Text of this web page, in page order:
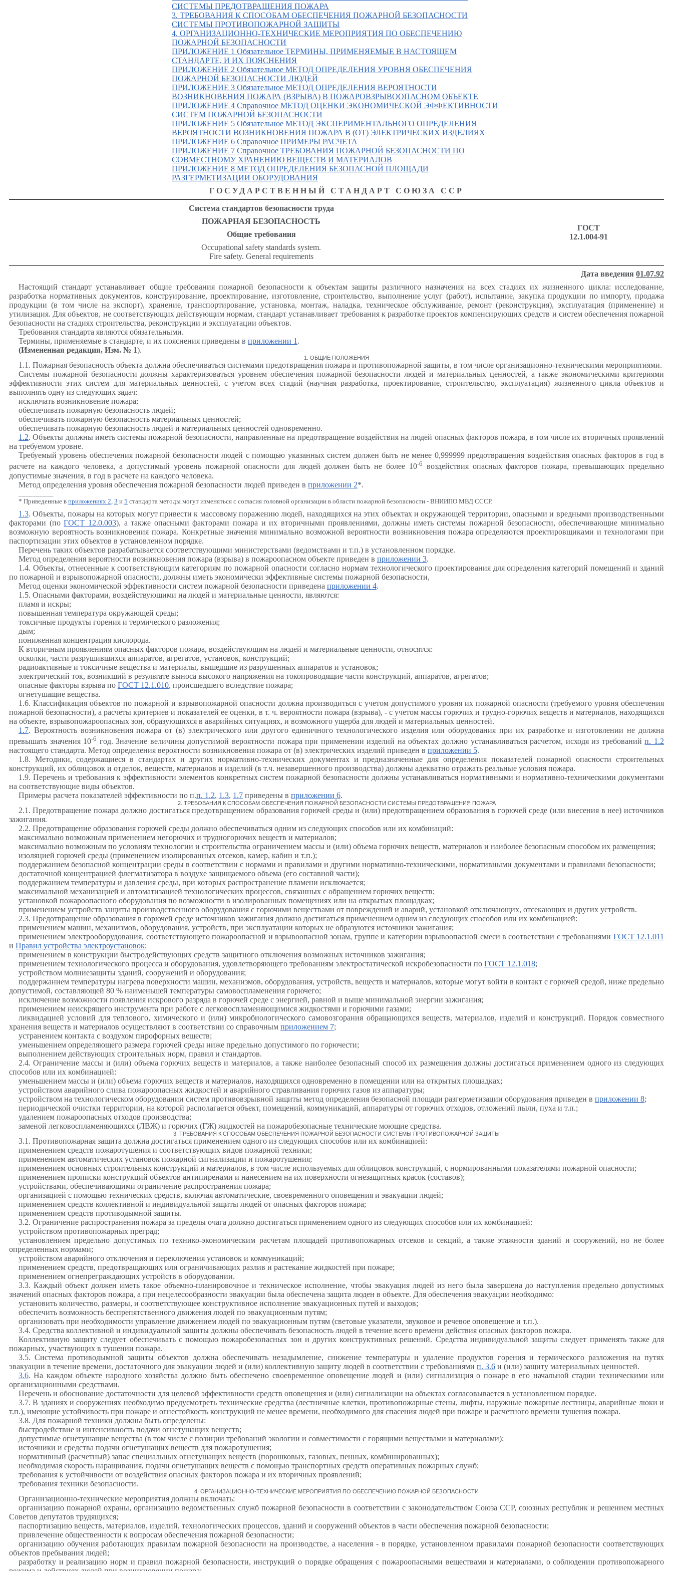
СИСТЕМЫ ПРЕДОТВРАЩЕНИЯ ПОЖАРА
3. ТРЕБОВАНИЯ К СПОСОБАМ ОБЕСПЕЧЕНИЯ ПОЖАРНОЙ БЕЗОПАСНОСТИ
СИСТЕМЫ ПРОТИВОПОЖАРНОЙ ЗАЩИТЫ
4. ОРГАНИЗАЦИОННО-ТЕХНИЧЕСКИЕ МЕРОПРИЯТИЯ ПО ОБЕСПЕЧЕНИЮ
ПОЖАРНОЙ БЕЗОПАСНОСТИ
ПРИЛОЖЕНИЕ 1 Обязательное ТЕРМИНЫ, ПРИМЕНЯЕМЫЕ В НАСТОЯЩЕМ
СТАНДАРТЕ, И ИХ ПОЯСНЕНИЯ
ПРИЛОЖЕНИЕ 2 Обязательное МЕТОД ОПРЕДЕЛЕНИЯ УРОВНЯ ОБЕСПЕЧЕНИЯ
ПОЖАРНОЙ БЕЗОПАСНОСТИ ЛЮДЕЙ
ПРИЛОЖЕНИЕ 3 Обязательное МЕТОД ОПРЕДЕЛЕНИЯ ВЕРОЯТНОСТИ
ВОЗНИКНОВЕНИЯ ПОЖАРА (ВЗРЫВА) В ПОЖАРОВЗРЫВООПАСНОМ ОБЪЕКТЕ
ПРИЛОЖЕНИЕ 4 Справочное МЕТОД ОЦЕНКИ ЭКОНОМИЧЕСКОЙ ЭФФЕКТИВНОСТИ
СИСТЕМ ПОЖАРНОЙ БЕЗОПАСНОСТИ
ПРИЛОЖЕНИЕ 5 Обязательное МЕТОД ЭКСПЕРИМЕНТАЛЬНОГО ОПРЕДЕЛЕНИЯ
ВЕРОЯТНОСТИ ВОЗНИКНОВЕНИЯ ПОЖАРА В (ОТ) ЭЛЕКТРИЧЕСКИХ ИЗДЕЛИЯХ
ПРИЛОЖЕНИЕ 6 Справочное ПРИМЕРЫ РАСЧЕТА
ПРИЛОЖЕНИЕ 7 Справочное ТРЕБОВАНИЯ ПОЖАРНОЙ БЕЗОПАСНОСТИ ПО
СОВМЕСТНОМУ ХРАНЕНИЮ ВЕЩЕСТВ И МАТЕРИАЛОВ
ПРИЛОЖЕНИЕ 8 МЕТОД ОПРЕДЕЛЕНИЯ БЕЗОПАСНОЙ ПЛОЩАДИ
РАЗГЕРМЕТИЗАЦИИ ОБОРУДОВАНИЯ
ГОСУДАРСТВЕННЫЙ СТАНДАРТ СОЮЗА ССР
Система стандартов безопасности труда
ПОЖАРНАЯ БЕЗОПАСНОСТЬ
Общие требования
Occupational safety standards system.
Fire safety. General requirements
ГОСТ
12.1.004-91
Дата введения 01.07.92
Настоящий стандарт устанавливает общие требования пожарной безопасности к объектам защиты различного назначения на всех стадиях их жизненного цикла: исследование,
разработка нормативных документов, конструирование, проектирование, изготовление, строительство, выполнение услуг (работ), испытание, закупка продукции по импорту, продажа
продукции (в том числе на экспорт), хранение, транспортирование, установка, монтаж, наладка, техническое обслуживание, ремонт (реконструкция), эксплуатация (применение) и
утилизация. Для объектов, не соответствующих действующим нормам, стандарт устанавливает требования к разработке проектов компенсирующих средств и систем обеспечения пожарной
безопасности на стадиях строительства, реконструкции и эксплуатации объектов.
Требования стандарта являются обязательными.
Термины, применяемые в стандарте, и их пояснения приведены в приложении 1 .
(Измененная редакция, Изм. № 1).
1. ОБЩИЕ ПОЛОЖЕНИЯ
1.1. Пожарная безопасность объекта должна обеспечиваться системами предотвращения пожара и противопожарной защиты, в том числе организационно-техническими мероприятиями.
Системы пожарной безопасности должны характеризоваться уровнем обеспечения пожарной безопасности людей и материальных ценностей, а также экономическими критериями
эффективности этих систем для материальных ценностей, с учетом всех стадий (научная разработка, проектирование, строительство, эксплуатация) жизненного цикла объектов и
выполнять одну из следующих задач:
исключать возникновение пожара;
обеспечивать пожарную безопасность людей;
обеспечивать пожарную безопасность материальных ценностей;
обеспечивать пожарную безопасность людей и материальных ценностей одновременно.
1.2. Объекты должны иметь системы пожарной безопасности, направленные на предотвращение воздействия на людей опасных факторов пожара, в том числе их вторичных проявлений
на требуемом уровне.
Требуемый уровень обеспечения пожарной безопасности людей с помощью указанных систем должен быть не менее 0,999999 предотвращения воздействия опасных факторов в год в
расчете на каждого человека, а допустимый уровень пожарной опасности для людей должен быть не более 10-6 воздействия опасных факторов пожара, превышающих предельно
допустимые значения, в год в расчете на каждого человека.
Метод определения уровня обеспечения пожарной безопасности людей приведен в приложении 2*.
* Приведенные в приложениях 2 3 и 5 стандарта методы могут изменяться с согласия головной организации в области пожарной безопасности - ВНИИПО МВД СССР.
1.3. Объекты, пожары на которых могут привести к массовому поражению людей, находящихся на этих объектах и окружающей территории, опасными и вредными производственными
факторами (поГОСТ 12.0.003), а также опасными факторами пожара и их вторичными проявлениями, должны иметь системы пожарной безопасности, обеспечивающие минимально
возможную вероятность возникновения пожара. Конкретные значения минимально возможной вероятности возникновения пожара определяются проектировщиками и технологами при
паспортизации этих объектов в установленном порядке.
Перечень таких объектов разрабатывается соответствующими министерствами (ведомствами и т.п.) в установленном порядке.
Метод определения вероятности возникновения пожара (взрыва) в пожароопасном объекте приведен в приложении 3.
1.4. Объекты, отнесенные к соответствующим категориям по пожарной опасности согласно нормам технологического проектирования для определения категорий помещений и зданий
по пожарной и взрывопожарной опасности, должны иметь экономически эффективные системы пожарной безопасности,
Метод оценки экономической эффективности систем пожарной безопасности приведена приложении 4.
1.5. Опасными факторами, воздействующими на людей и материальные ценности, являются:
пламя и искры;
повышенная температура окружающей среды;
токсичные продукты горения и термического разложения;
дым;
пониженная концентрация кислорода.
К вторичным проявлениям опасных факторов пожара, воздействующим на людей и материальные ценности, относятся:
осколки, части разрушившихся аппаратов, агрегатов, установок, конструкций;
радиоактивные и токсичные вещества и материалы, вышедшие из разрушенных аппаратов и установок;
электрический ток, возникший в результате выноса высокого напряжения на токопроводящие части конструкций, аппаратов, агрегатов;
опасные факторы взрыва по ГОСТ 12.1.010, происшедшего вследствие пожара;
огнетушащиевещества.
1.6. Классификация объектов по пожарной и взрывопожарной опасности должна производиться с учетом допустимого уровня их пожарной опасности (требуемого уровня обеспечения
пожарной безопасности), а расчеты критериев и показателей ее оценки, в т. ч. вероятности пожара (взрыва), - с учетом массы горючих и трудно-горючих веществ и материалов, находящихся
на объекте, взрывопожароопасных зон, образующихся в аварийных ситуациях, и возможного ущерба для людей и материальных ценностей.
1.7. Вероятность возникновения пожара от (в) электрического или другого единичного технологического изделия или оборудования при их разработке и изготовлении не должна
превышать значения 10-6 год. Значение величины допустимой вероятности пожара при применении изделий на объектах должно устанавливаться расчетом, исходя из требованийп. 1.2
настоящего стандарта. Метод определения вероятности возникновения пожара от (в) электрических изделий приведен в приложении 5.
1.8. Методики, содержащиеся в стандартах и других нормативно-технических документах и предназначенные для определения показателей пожарной опасности строительных
конструкций, их облицовок и отделок, веществ, материалов и изделий (в т.ч. незавершенного производства) должны адекватно отражать реальные условия пожара.
1.9. Перечень и требования к эффективности элементов конкретных систем пожарной безопасности должны устанавливаться нормативными и нормативно-техническими документами
на соответствующие виды объектов.
Примеры расчета показателей эффективности по п.п. 1.2, 1.3, 1.7приведены в приложении 6.
2. ТРЕБОВАНИЯ К СПОСОБАМ ОБЕСПЕЧЕНИЯ ПОЖАРНОЙ БЕЗОПАСНОСТИ СИСТЕМЫ ПРЕДОТВРАЩЕНИЯ ПОЖАРА
2.1. Предотвращение пожара должно достигаться предотвращением образования горючей среды и (или) предотвращением образования в горючей среде (или внесения в нее) источников
зажигания.
2.2. Предотвращение образования горючей среды должно обеспечиваться одним из следующих способов или их комбинаций:
максимально возможным применением негорючих и трудногорючих веществ и материалов;
максимально возможным по условиям технологии и строительства ограничением массы и (или) объема горючих веществ, материалов и наиболее безопасным способом их размещения;
изоляцией горючей среды (применением изолированных отсеков, камер, кабин и т.п.);
поддержанием безопасной концентрации среды в соответствии с нормами и правилами и другими нормативно-техническими, нормативными документами и правилами безопасности;
достаточной концентрацией флегматизатора в воздухе защищаемого объема (его составной части);
поддержанием температуры и давления среды, при которых распространение пламени исключается;
максимальной механизацией и автоматизацией технологических процессов, связанных с обращением горючих веществ;
установкой пожароопасного оборудования по возможности в изолированных помещениях или на открытых площадках;
применением устройств защиты производственного оборудования с горючими веществами от повреждений и аварий, установкой отключающих, отсекающих и других устройств.
2.3. Предотвращение образования в горючей среде источников зажигания должно достигаться применением одним из следующих способов или их комбинацией:
применением машин, механизмов, оборудования, устройств, при эксплуатации которых не образуются источники зажигания;
применением электрооборудования, соответствующего пожароопасной и взрывоопасной зонам, группе и категории взрывоопасной смеси в соответствии с требованиями ГОСТ 12.1.011
и Правил устройства электроустановок;
применением в конструкции быстродействующих средств защитного отключения возможных источников зажигания;
применением технологического процесса и оборудования, удовлетворяющего требованиям электростатической искробезопасности по ГОСТ 12.1.018;
устройством молниезащиты зданий, сооружений и оборудования;
поддержанием температуры нагрева поверхности машин, механизмов, оборудования, устройств, веществ и материалов, которые могут войти в контакт с горючей средой, ниже предельно
допустимой, составляющей 80 % наименьшей температуры самовоспламенения горючего;
исключение возможности появления искрового разряда в горючей среде с энергией, равной и выше минимальной энергии зажигания;
применением неискрящего инструмента при работе с легковоспламеняющимися жидкостями и горючими газами;
ликвидацией условий для теплового, химического и (или) микробиологического самовозгорания обращающихся веществ, материалов, изделий и конструкций. Порядок совместного
хранения веществ и материалов осуществляют в соответствии со справочным приложением 7;
устранением контакта с воздухом пирофорных веществ;
уменьшением определяющего размера горючей среды ниже предельно допустимого по горючести;
выполнением действующих строительных норм, правил и стандартов.
2.4. Ограничение массы и (или) объема горючих веществ и материалов, а также наиболее безопасный способ их размещения должны достигаться применением одного из следующих
способов или их комбинацией:
уменьшением массы и (или) объема горючих веществ и материалов, находящихся одновременно в помещении или на открытых площадках;
устройством аварийного слива пожароопасных жидкостей и аварийного стравливания горючих газов из аппаратуры;
устройством на технологическом оборудовании систем противовзрывной защиты метод определения безопасной площади разгерметизации оборудования приведен в приложении 8;
периодической очистки территории, на которой располагается объект, помещений, коммуникаций, аппаратуры от горючих отходов, отложений пыли, пуха и т.п.;
удалением пожароопасных отходов производства;
заменой легковоспламеняющихся (ЛВЖ) и горючих (ГЖ) жидкостей на пожаробезопасные технические моющие средства.
3. ТРЕБОВАНИЯ К СПОСОБАМ ОБЕСПЕЧЕНИЯ ПОЖАРНОЙ БЕЗОПАСНОСТИ СИСТЕМЫ ПРОТИВОПОЖАРНОЙ ЗАЩИТЫ
3.1. Противопожарная защита должна достигаться применением одного из следующих способов или их комбинацией:
применением средств пожаротушения и соответствующих видов пожарной техники;
применением автоматических установок пожарной сигнализации и пожаротушения;
применением основных строительных конструкций и материалов, в том числе используемых для облицовок конструкций, с нормированными показателями пожарной опасности;
применением прописки конструкций объектов антипиренами и нанесением на их поверхности огнезащитных красок (составов);
устройствами, обеспечивающими ограничение распространения пожара;
организацией с помощью технических средств, включая автоматические, своевременного оповещения и эвакуации людей;
применением средств коллективной и индивидуальной защиты людей от опасных факторов пожара;
применением средств противодымной защиты.
3.2. Ограничение распространения пожара за пределы очага должно достигаться применением одного из следующих способов или их комбинацией:
устройством противопожарных преград;
установлением предельно допустимых по технико-экономическим расчетам площадей противопожарных отсеков и секций, а также этажности зданий и сооружений, но не более
определенных нормами;
устройством аварийного отключения и переключения установок и коммуникаций;
применением средств, предотвращающих или ограничивающих разлив и растекание жидкостей при пожаре;
применением огнепреграждающих устройств в оборудовании.
3.3. Каждый объект должен иметь такое объемно-планировочное и техническое исполнение, чтобы эвакуация людей из него была завершена до наступления предельно допустимых
значений опасных факторов пожара, а при нецелесообразности эвакуации была обеспечена защита люден в объекте. Для обеспечения эвакуации необходимо:
установить количество, размеры, и соответствующее конструктивное исполнение эвакуационных путей и выходов;
обеспечить возможность беспрепятственного движения людей по эвакуационным путям;
организовать при необходимости управление движением людей по эвакуационным путям (световые указатели, звуковое и речевое оповещение и т.п.).
3.4. Средства коллективной и индивидуальной защиты должны обеспечивать безопасность людей в течение всего времени действия опасных факторов пожара.
Коллективную защиту следует обеспечивать с помощью пожаробезопасных зон и других конструктивных решений. Средства индивидуальной защиты следует применять также для
пожарных, участвующих в тушении пожара.
3.5. Система противодымной защиты объектов должна обеспечивать незадымление, снижение температуры и удаление продуктов горения и термического разложения на путях
эвакуации в течение времени, достаточного для эвакуации людей и (или) коллективную защиту людей в соответствии с требованиями п. 3.6 и (или) защиту материальных ценностей.
3.6. На каждом объекте народного хозяйства должно быть обеспечено своевременное оповещение людей и (или) сигнализация о пожаре в его начальной стадии техническими или
организационными средствами.
Перечень и обоснование достаточности для целевой эффективности средств оповещения и (или) сигнализации на объектах согласовывается в установленном порядке.
3.7. В зданиях и сооружениях необходимо предусмотреть технические средства (лестничные клетки, противопожарные стены, лифты, наружные пожарные лестницы, аварийные люки и
т.п.), имеющие устойчивость при пожаре и огнестойкость конструкций нe менее времени, необходимого для спасения людей при пожаре и расчетного времени тушения пожара.
3.8. Для пожарной техники должны быть определены:
быстродействие и интенсивность подачи огнетушащих веществ;
допустимые огнетушащие вещества (в том числе с позиции требований экологии и совместимости с горящими веществами и материалами);
источники и средства подачи огнетушащих веществ для пожаротушения;
нормативный (расчетный) запас специальных огнетушащих веществ (порошковых, газовых, пенных, комбинированных);
необходимая скорость наращивания, подачи огнетушащих веществ с помощью транспортных средств оперативных пожарных служб;
требования к устойчивости от воздействия опасных факторов пожара и их вторичных проявлений;
требования техники безопасности.
4. ОРГАНИЗАЦИОННО-ТЕХНИЧЕСКИЕ МЕРОПРИЯТИЯ ПО ОБЕСПЕЧЕНИЮ ПОЖАРНОЙ БЕЗОПАСНОСТИ
Организационно-технические мероприятия должны включать:
организацию пожарной охраны, организацию ведомственных служб пожарной безопасности в соответствии с законодательством Союза ССР, союзных республик и решением местных
Советов депутатов трудящихся;
паспортизацию веществ, материалов, изделий, технологических процессов, зданий и сооружений объектов в части обеспечения пожарной безопасности;
привлечение общественности к вопросам обеспечения пожарной безопасности;
организацию обучения работающих правилам пожарной безопасности на производстве, а населения - в порядке, установленном правилами пожарной безопасности соответствующих
объектов пребывания людей;
разработку и реализацию норм и правил пожарной безопасности, инструкций о порядке обращения с пожароопасными веществами и материалами, о соблюдении противопожарного